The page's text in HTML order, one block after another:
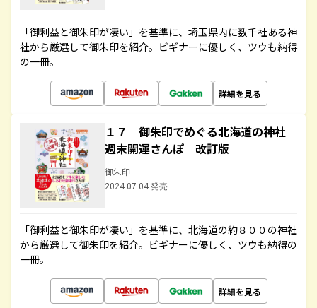
「御利益と御朱印が凄い」を基準に、埼玉県内に数千社ある神
社から厳選して御朱印を紹介。ビギナーに優しく、ツウも納得
の一冊。
詳細を見る
１７ 御朱印でめぐる北海道の神社
週末開運さんぽ 改訂版
御朱印
2024.07.04 発売
「御利益と御朱印が凄い」を基準に、北海道の約８００の神社
から厳選して御朱印を紹介。ビギナーに優しく、ツウも納得の
一冊。
詳細を見る